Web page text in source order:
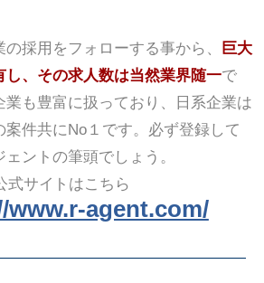
採用をフォローする事から、
巨大
し、その求人数は当然業界随一で
業も豊富に扱っており、日系企業は
件共にNo１です。必ず登録して
ントの筆頭でしょう。
式サイトはこちら
www.r-agent.com/